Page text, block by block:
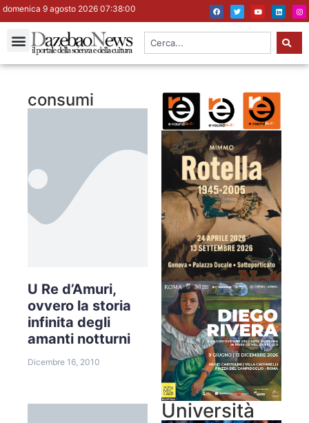
domenica 9 agosto 2026 07:38:00
consumi
U Re d’Amuri,
ovvero la storia
infinita degli
amanti notturni
Dicembre 16, 2010
Università